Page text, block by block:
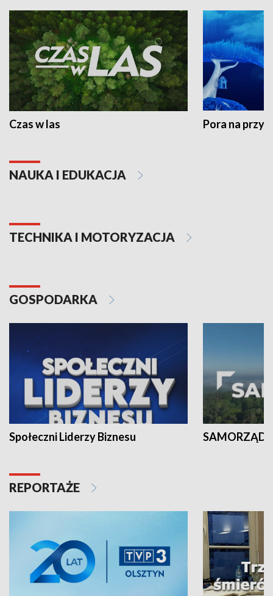
Czas w las Pora na
NAUKA I EDUKACJA
TECHNIKA I MOTORYZACJA
GOSPODARKA
Społeczni Liderzy Biznesu SAMORZĄD
REPORTAŻE